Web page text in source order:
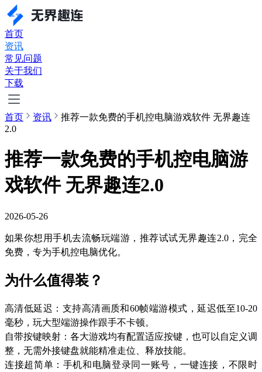
首页
资讯
常见问题
关于我们
下载
首页 资讯
推荐一款免费的手机控电脑游戏软件 无界趣连
2.0
推荐一款免费的手机控电脑游
戏软件 无界趣连2.0
2026-05-26
如果你想用手机去流畅玩端游，推荐试试无界趣连2.0，完全
免费，专为手机控电脑优化。
为什么值得装？
高清低延迟：支持高清画质和60帧端游模式，延迟低至10-20
毫秒，玩大型端游操作跟手不卡顿。
自带按键映射：各大游戏均有配置适应按键，也可以自定义调
整，无需外接键盘就能精准走位、释放技能。
连接超简单：手机和电脑登录同一账号，一键连接，不限时